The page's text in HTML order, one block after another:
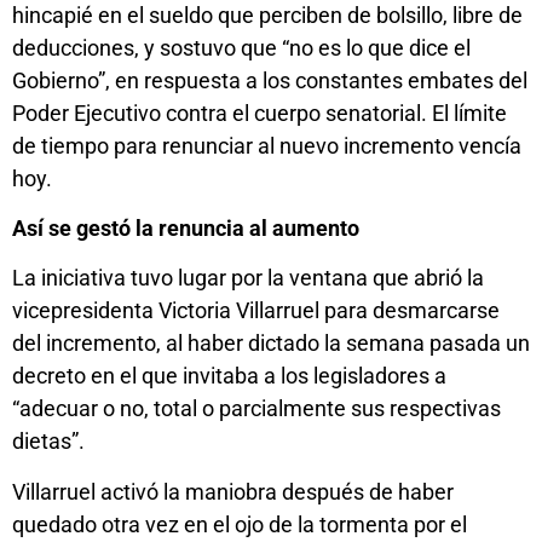
hincapié en el sueldo que perciben de bolsillo, libre de
deducciones, y sostuvo que “no es lo que dice el
Gobierno”, en respuesta a los constantes embates del
Poder Ejecutivo contra el cuerpo senatorial. El límite
de tiempo para renunciar al nuevo incremento vencía
hoy.
Así se gestó la renuncia al aumento
La iniciativa tuvo lugar por la ventana que abrió la
vicepresidenta Victoria Villarruel para desmarcarse
del incremento, al haber dictado la semana pasada un
decreto en el que invitaba a los legisladores a
“adecuar o no, total o parcialmente sus respectivas
dietas”.
Villarruel activó la maniobra después de haber
quedado otra vez en el ojo de la tormenta por el